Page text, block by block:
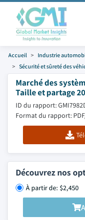
Accueil Industrie
Sécurité et sûreté des
Marché des
Taille et partage
ID du rapport: GMI7982
Format du rapport:
Découvrez nos
À partir de: $2,450